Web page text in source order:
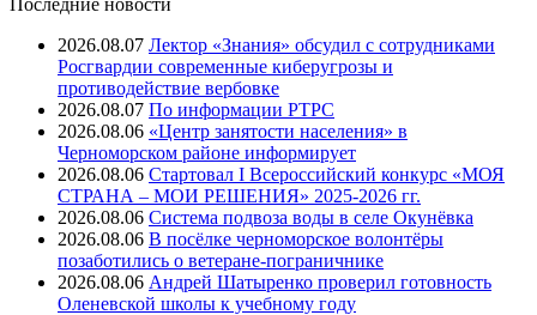
2026.08.07 Лектор «Знания» обсудил с сотрудниками
Росгвардии современные киберугрозы и
противодействие вербовке
2026.08.07 ⁠По информации РТРС
2026.08.06 «Центр занятости населения» в
Черноморском районе информирует
2026.08.06 Стартовал I Всероссийский конкурс «МОЯ
СТРАНА – МОИ РЕШЕНИЯ» 2025-2026 гг.
2026.08.06 Система подвоза воды в селе Окунёвка
2026.08.06 В посёлке черноморское волонтёры
позаботились о ветеране-пограничнике
2026.08.06 Андрей Шатыренко проверил готовность
Оленевской школы к учебному году